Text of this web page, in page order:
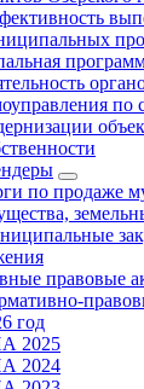
по
по продаже
правовые
год
2025
2024